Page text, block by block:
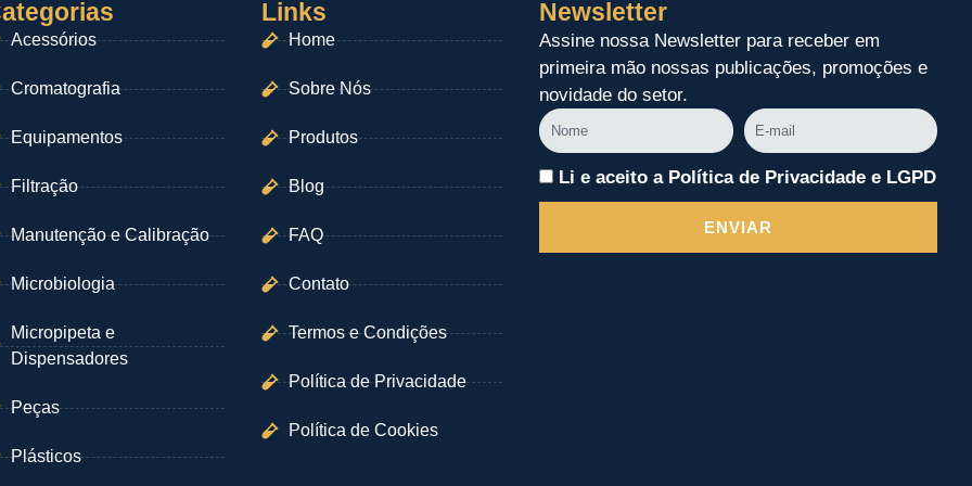
Acessórios
Cromatografia
Equipamentos
Filtração
Manutenção e Calibração
Microbiologia
Micropipeta e
Dispensadores
Peças
Plásticos
Links
Home
Sobre Nós
Produtos
Blog
FAQ
Contato
Termos e Condições
Política de Privacidade
Política de Cookies
Newsletter
Assine nossa Newsletter para receber em
primeira mão nossas publicações, promoções e
novidade do setor.
Nome
E-
mail
Li e aceito a Política de Privacidade e LGPD
ENVIAR